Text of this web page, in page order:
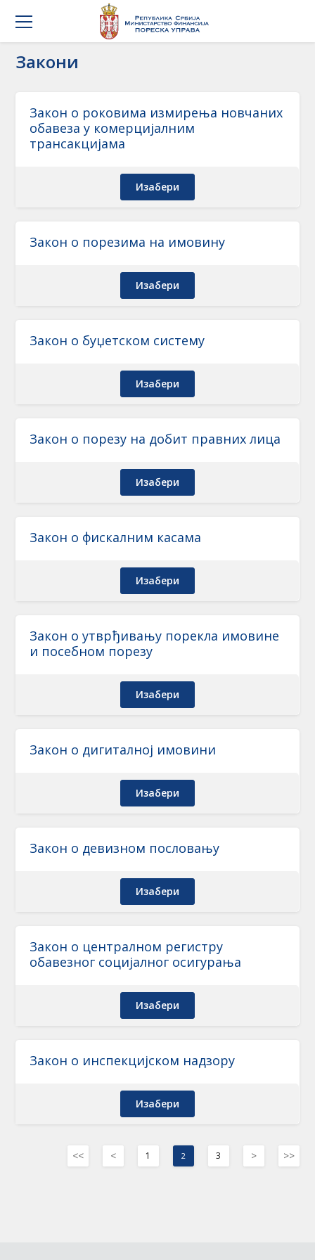
Закони
Закон о роковима измирења новчаних
обавеза у комерцијалним
трансакцијама
Изабери
Закон о порезима на имовину
Изабери
Закон о буџетском систему
Изабери
Закон о порезу на добит правних лица
Изабери
Закон о фискалним касама
Изабери
Закон о утврђивању порекла имовине
и посебном порезу
Изабери
Закон о дигиталној имовини
Изабери
Закон о девизном пословању
Изабери
Закон о централном регистру
обавезног социјалног осигурања
Изабери
Закон о инспекцијском надзору
Изабери
<< < 1 2 3 > >>